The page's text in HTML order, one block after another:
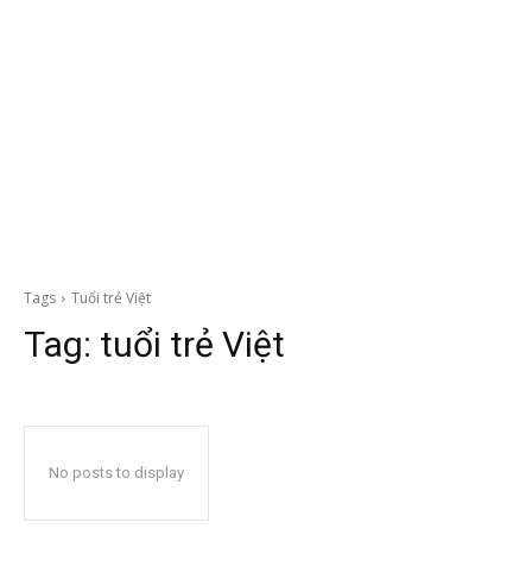
Tags Tuổi trẻ Việt
Tag: tuổi trẻ Việt
No posts to display